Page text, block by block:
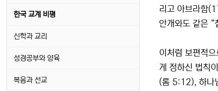
리고 아브라함
안개와도 같은
이처럼 보편적
게 정하신 법칙
(롬 5:12), 하나
한국 교계 비평
신학과 교리
성경공부와 양육
복음과 선교